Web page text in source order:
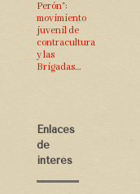
Perón”:
movimiento
juvenil de
contracultura
y las
Brigadas…
Enlaces
de
interés